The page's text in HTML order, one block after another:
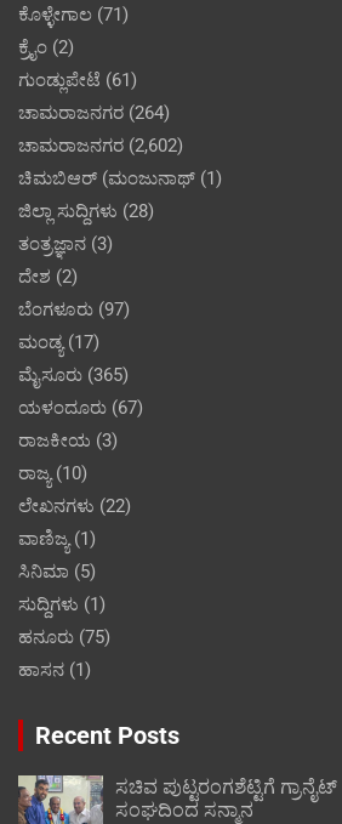
ಕೊಳ್ಳೇಗಾಲ (71)
ಕ್ರೈಂ (2)
ಗುಂಡ್ಲುಪೇಟೆ (61)
ಚಾಮರಾಜನಗರ (264)
ಚಾಮರಾಜನಗರ (2,602)
ಚಿಮಬಿಆರ್ (ಮಂಜುನಾಥ್ (1)
ಜಿಲ್ಲಾ ಸುದ್ದಿಗಳು (28)
ತಂತ್ರಜ್ಞಾನ (3)
ದೇಶ (2)
ಬೆಂಗಳೂರು (97)
ಮಂಡ್ಯ(17)
ಮೈಸೂರು (365)
ಯಳಂದೂರು (67)
ರಾಜಕೀಯ (3)
ರಾಜ್ಯ(10)
ಲೇಖನಗಳು (22)
ವಾಣಿಜ್ಯ(1)
ಸಿನಿಮಾ (5)
ಸುದ್ದಿಗಳು (1)
ಹನೂರು (75)
ಹಾಸನ (1)
Recent Posts
ಸಚಿವ ಪುಟ್ಟರಂಗಶೆಟ್ಟಿಗೆ ಗ್ರಾನೈಟ್
ಸಂಘದಿಂದ ಸನ್ಮಾನ